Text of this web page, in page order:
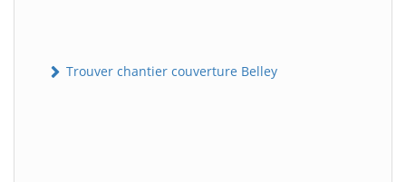
Trouver chantier couverture Belley